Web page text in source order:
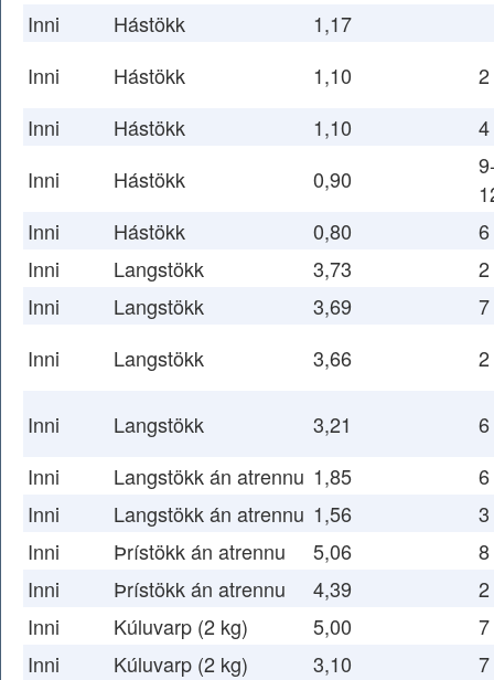
Inni
Hástökk
1,17
Inni
Hástökk 1,10
2
Inni
Hástökk 1,10
4
Inni
Hástökk 0,90
Inni
Hástökk 0,80
6
Inni
Langstökk 3,73
2
Inni
Langstökk 3,69
7
Inni
Langstökk 3,66 2
Inni Langstökk 3,21
6
Inni
Langstökk án atrennu 1,85
6
Inni
Langstökk án atrennu 1,56
3
Inni
Þrístökk án atrennu 5,06
8
Inni
Þrístökk án atrennu 4,39
2
Inni
Kúluvarp (2 kg) 5,00
7
Inni
Kúluvarp (2 kg) 3,10
7